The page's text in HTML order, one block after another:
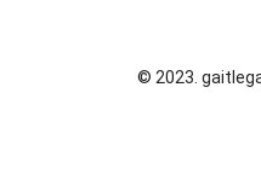
© 2023.